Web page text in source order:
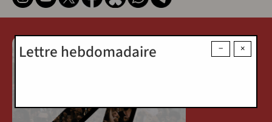
×
−
Lettre hebdomadaire